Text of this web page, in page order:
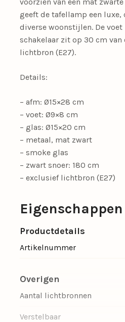
geeft de tafellamp een
diverse woonstijlen. De voet
schakelaar zit op 30 cm
lichtbron (E27).
Details:
– afm: Ø15×28 cm
– voet: Ø9×8 cm
– glas: Ø15×20 cm
– metaal, mat zwart
– smoke glas
– zwart snoer: 180 cm
– exclusief lichtbron (E27)
Eigenschappen
Productdetails
Artikelnummer
Overigen
Aantal lichtbronnen
Verstelbaar